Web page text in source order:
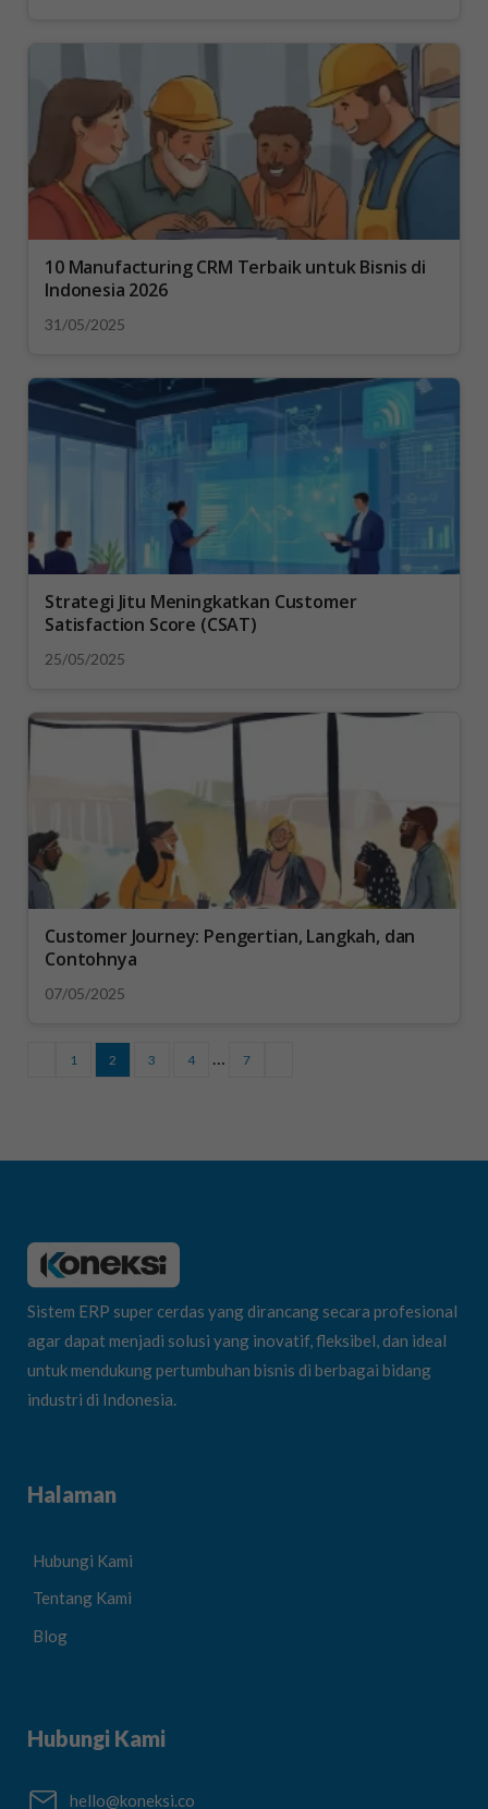
10 Manufacturing CRM Terbaik untuk Bisnis di
Indonesia 2026
31/05/2025
Strategi Jitu Meningkatkan Customer
Satisfaction Score (CSAT)
25/05/2025
Customer Journey: Pengertian, Langkah, dan
Contohnya
07/05/2025
1 2 3 4 … 7
Sistem ERP super cerdas yang dirancang secara profesional
agar dapat menjadi solusi yang inovatif, fleksibel, dan ideal
untuk mendukung pertumbuhan bisnis di berbagai bidang
industri di Indonesia.
Halaman
Hubungi Kami
Tentang Kami
Blog
Hubungi Kami
hello@koneksi.co